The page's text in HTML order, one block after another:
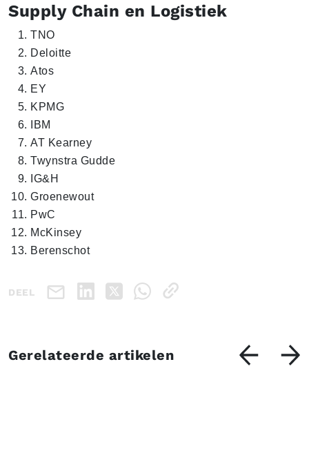
Supply Chain en Logistiek
TNO
Deloitte
Atos
EY
KPMG
IBM
AT Kearney
Twynstra Gudde
IG&H
Groenewout
PwC
McKinsey
Berenschot
DEEL
Gerelateerde artikelen